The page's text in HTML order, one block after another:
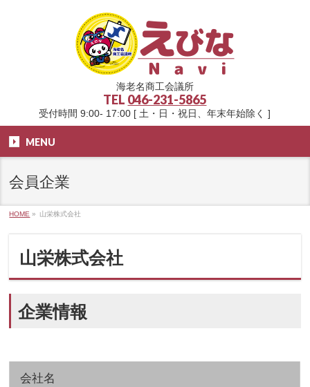
海老名商工会議所
TEL 046-231-5865
受付時間 9:00- 17:00 [ 土・日・祝日、年末年始除く ]
MENU
会員企業
HOME » 山栄株式会社
山栄株式会社
企業情報
会社名